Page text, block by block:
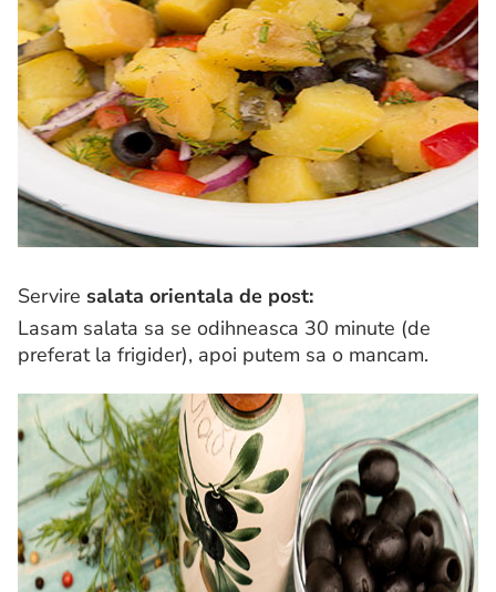
Servire salata orientala de post:
Lasam salata sa se odihneasca 30 minute (de
preferat la frigider), apoi putem sa o mancam.